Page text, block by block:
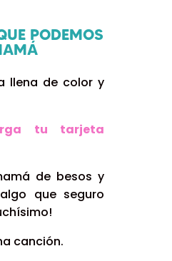
PODEMOS
llena de color y
tu tarjeta
de besos y
que seguro
canción.